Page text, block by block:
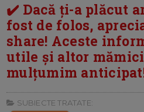
✔️ Dacă ți-a plăcut
fost de folos,
share! Aceste
utile și altor
mulțumim
SUBIECTE TRATATE: